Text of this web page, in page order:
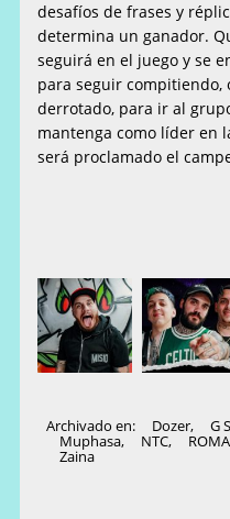
desafíos de frases y
determina un ganador.
seguirá en el juego y se
para seguir compitiendo,
derrotado, para ir al
mantenga como líder en
será proclamado el
Archivado en: Dozer, G
Muphasa, NTC, ROMA
Zaina